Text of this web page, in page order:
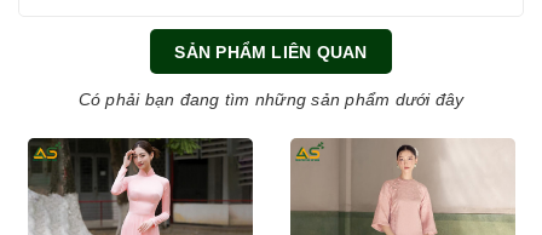
SẢN PHẨM LIÊN QUAN
Có phải bạn đang tìm những sản phẩm dưới đây